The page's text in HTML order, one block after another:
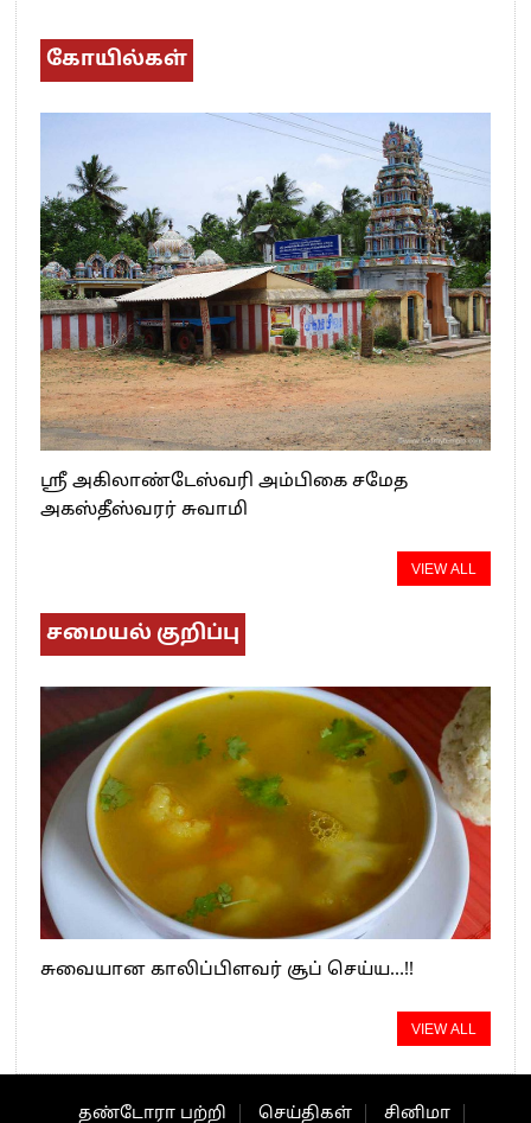
கோயில்கள்
ஸ்ரீ அகிலாண்டேஸ்வரி அம்பிகை சமேத
அகஸ்தீஸ்வரர் சுவாமி
VIEW ALL
சமையல் குறிப்பு
சுவையான காலிப்பிளவர் சூப் செய்ய…!!
VIEW ALL
தண்டோரா பற்றி செய்திகள் சினிமா